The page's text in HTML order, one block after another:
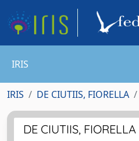
IRIS
IRIS DE CIUTIIS, FIORELLA
DE CIUTIIS, FIORELLA